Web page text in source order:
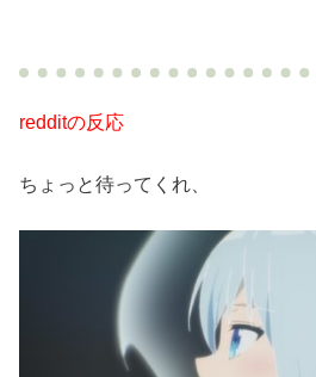
redditの反応
ちょっと待ってくれ、